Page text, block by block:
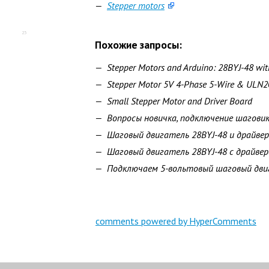
Stepper motors
23
Похожие запросы:
Stepper Motors and Arduino: 28BYJ-48
Stepper Motor 5V 4-Phase 5-Wire &
Small Stepper Motor and Driver Board
Вопросы новичка, подключение
Шаговый двигатель 28BYJ-48 и
Шаговый двигатель 28BYJ-48 с
Подключаем 5-вольтовый шаговый
comments powered by HyperComments